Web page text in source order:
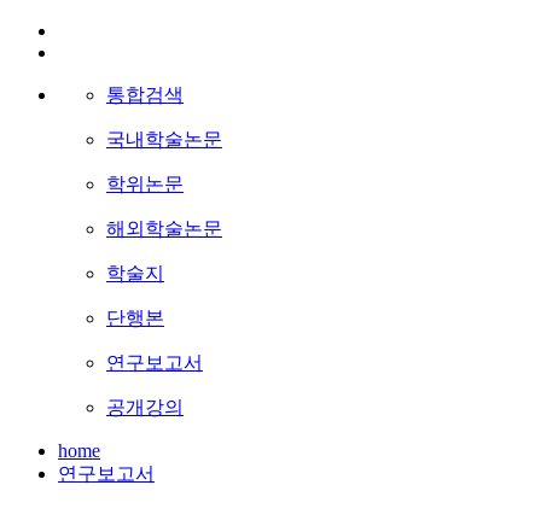
통합검색
국내학술논문
학위논문
해외학술논문
학술지
단행본
연구보고서
공개강의
home
연구보고서